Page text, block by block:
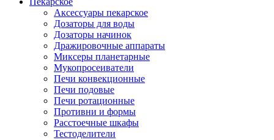
Аксессуары пекарское
Дозаторы для воды
Дозаторы начинок
Дражировочные аппараты
Миксеры планетарные
Мукопросеиватели
Печи конвекционные
Печи подовые
Печи ротационные
Противни и формы
Расстоечные шкафы
Тестоделители